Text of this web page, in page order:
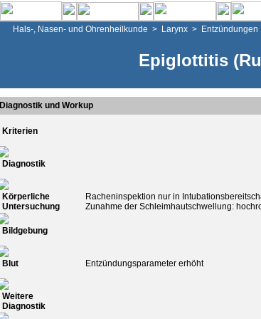
Hals-, Nasen- und Ohrenheilkunde > Larynx > Entzündungen
Epiglottitis
Diagnostik und Workup
Kriterien
Diagnostik
Körperliche
Untersuchung
Racheninspektion nur in
Zunahme der Schleimhautschwellung:
Bildgebung
Blut Entzündungsparameter erhöht
Weitere
Diagnostik